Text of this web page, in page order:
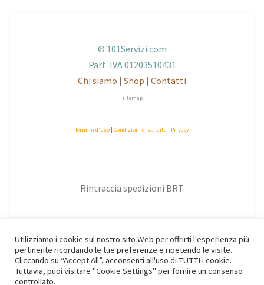
© 101Servizi.com
Part. IVA 01203510431
Chi siamo | Shop | Contatti
sitemap
Termini d'uso Condizioni di vendita Privacy
Rintraccia spedizioni BRT
Utilizziamo i cookie sul nostro sito Web per offrirti l'esperienza più
pertinente ricordando le tue preferenze e ripetendo le visite.
Cliccando su “Accept All”, acconsenti all'uso di TUTTI i cookie.
Tuttavia, puoi visitare "Cookie Settings" per fornire un consenso
controllato.